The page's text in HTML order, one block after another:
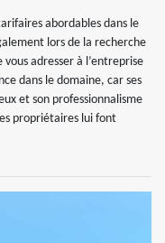
abordables dans le
lors de la recherche
adresser à l’entreprise
dans le domaine, car ses
et son professionnalisme
propriétaires lui font